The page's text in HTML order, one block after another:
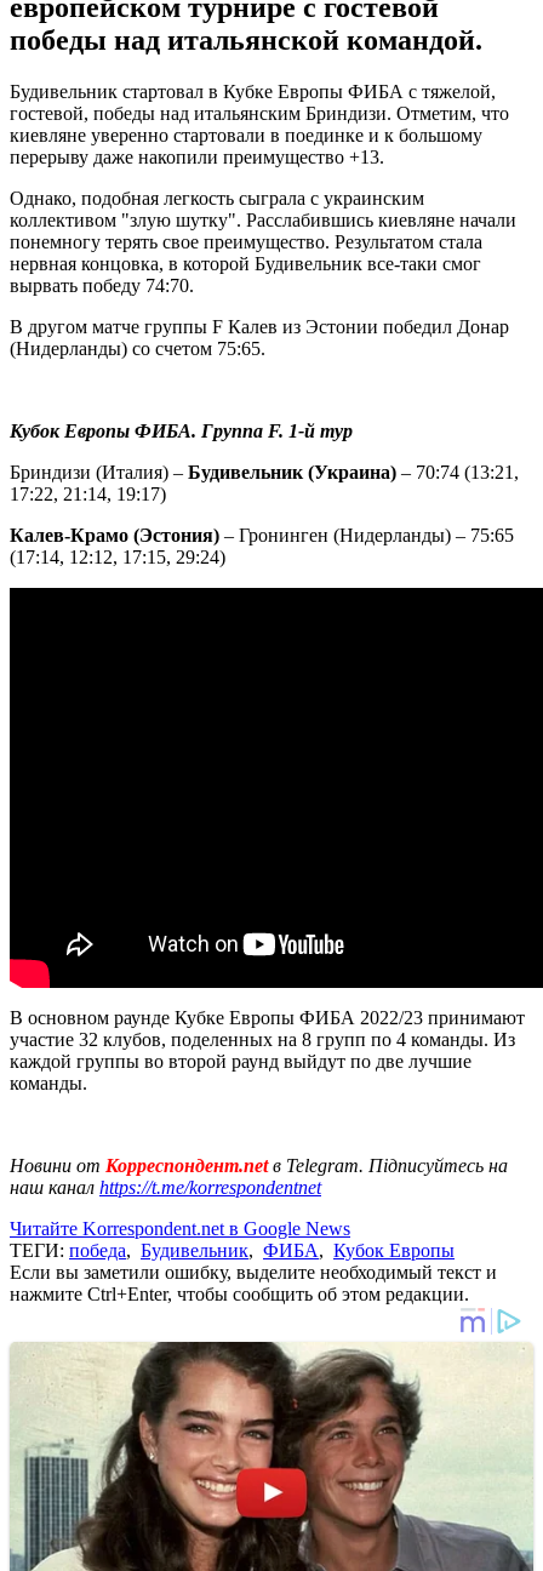
европейском турнире с гостевой
победы над итальянской командой.
Будивельник стартовал в Кубке Европы ФИБА с тяжелой,
гостевой, победы над итальянским Бриндизи. Отметим, что
киевляне уверенно стартовали в поединке и к большому
перерыву даже накопили преимущество +13.
Однако, подобная легкость сыграла с украинским
коллективом "злую шутку". Расслабившись киевляне начали
понемногу терять свое преимущество. Результатом стала
нервная концовка, в которой Будивельник все-таки смог
вырвать победу 74:70.
В другом матче группы F Калев из Эстонии победил Донар
(Нидерланды) со счетом 75:65.
Кубок Европы ФИБА. Группа F. 1-й тур
Бриндизи (Италия) – Будивельник (Украина) – 70:74 (13:21,
17:22, 21:14, 19:17)
Калев-Крамо (Эстония) – Гронинген (Нидерланды) – 75:65
(17:14, 12:12, 17:15, 29:24)
В основном раунде Кубке Европы ФИБА 2022/23 принимают
участие 32 клубов, поделенных на 8 групп по 4 команды. Из
каждой группы во второй раунд выйдут по две лучшие
команды.
Новини от Корреспондент.netв Telegram. Підписуйтесь на
наш канал https://t.me/korrespondentnet
Читайте Korrespondent.net в Google News
ТЕГИ: победа, Будивельник, ФИБА, Кубок Европы
Если вы заметили ошибку, выделите необходимый текст и
нажмите Ctrl+Enter, чтобы сообщить об этом редакции.